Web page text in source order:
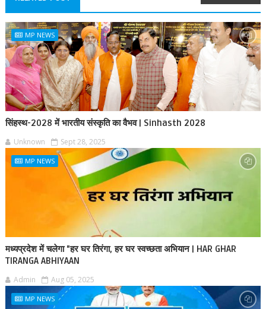
MP NEWS
सिंहस्थ-2028 में भारतीय संस्कृति का वैभव | Sinhasth 2028
Unknown Sept 28, 2025
MP NEWS
मध्यप्रदेश में चलेगा "हर घर तिरंगा, हर घर स्वच्छता अभियान | HAR GHAR
TIRANGA ABHIYAAN
Admin Aug 05, 2025
MP NEWS